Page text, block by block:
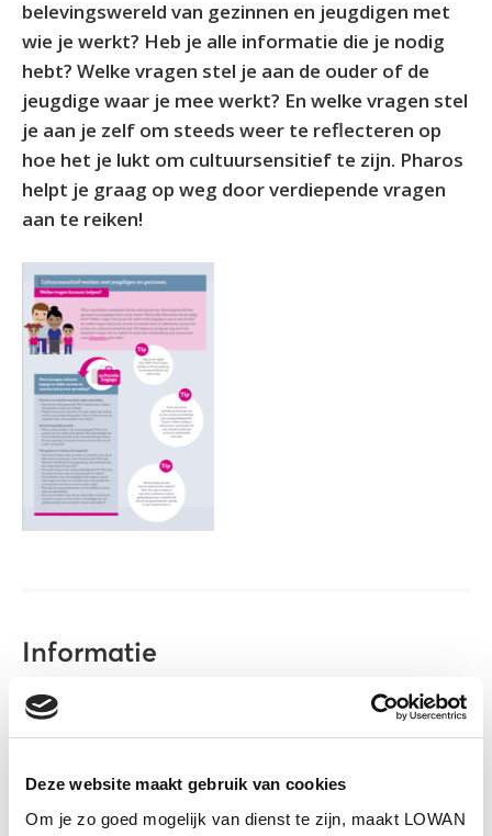
Deze website maakt gebruik van cookies
Om je zo goed mogelijk van dienst te zijn, maakt LOWAN
belevingswereld van gezinnen en jeugdigen met
wie je werkt? Heb je alle informatie die je nodig
hebt? Welke vragen stel je aan de ouder of de
jeugdige waar je mee werkt? En welke vragen stel
je aan je zelf om steeds weer te reflecteren op
hoe het je lukt om cultuursensitief te zijn. Pharos
helpt je graag op weg door verdiepende vragen
aan te reiken!
Informatie
Auteur(s):
Jaar van uitgave: 2025